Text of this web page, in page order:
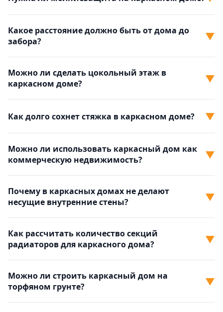
Какое расстояние должно быть от дома до
забора?
▼
Можно ли сделать цокольный этаж в
каркасном доме?
▼
Как долго сохнет стяжка в каркасном доме? ▼
Можно ли использовать каркасный дом как
коммерческую недвижимость?
▼
Почему в каркасных домах не делают
несущие внутренние стены?
▼
Как рассчитать количество секций
радиаторов для каркасного дома?
▼
Можно ли строить каркасный дом на
торфяном грунте?
▼